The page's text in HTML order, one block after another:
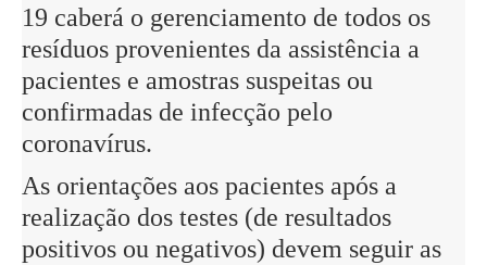
19 caberá o gerenciamento de todos os
resíduos provenientes da assistência a
pacientes e amostras suspeitas ou
confirmadas de infecção pelo
coronavírus.
As orientações aos pacientes após a
realização dos testes (de resultados
positivos ou negativos) devem seguir as